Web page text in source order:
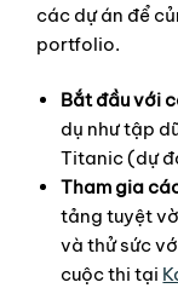
các dự án để
portfolio.
Bắt đầu với
dụ như tập
Titanic (dự
Tham gia
tảng tuyệt
và thử sức
cuộc thi tại